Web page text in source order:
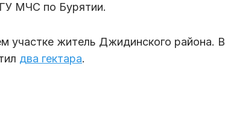
МЧС по Бурятии.
участке житель Джидинского района. В
два гектара.